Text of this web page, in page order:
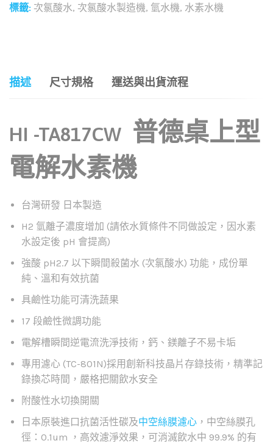
標籤: 次氯酸水, 次氯酸水製造機, 氫水機, 水素水機
描述 尺寸規格 運送與出貨流程
HI -TA817CW 普德桌上型
電解水素機
台灣研發 日本製造
H2 氫離子濃度增加 (請依水質條件不同做設定，因水素
水設定後 pH 會提高)
強酸 pH2.7 以下瞬間殺菌水 (次氯酸水) 功能，成份單
純、溫和有效抗菌
具鹼性功能可清洗蔬果
17 段鹼性微調功能
電解槽瞬間逆電流洗淨技術，鈣、鎂離子不易卡垢
專用濾心 (TC-801N)採用創新科技晶片存錄技術，精準記
錄換芯時間，嚴格把關飲水安全
附酸性水切換開關
日本原裝進口抗菌活性碳及中空絲膜濾心 ，中空絲膜孔
徑：0.1um ，高效濾淨效果，可消滅飲水中 99.9% 的有